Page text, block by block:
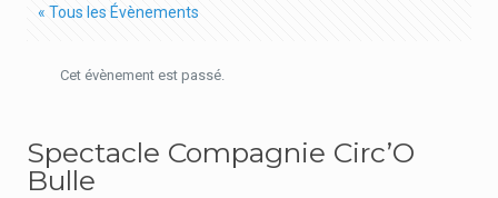
« Tous les Évènements
Cet évènement est passé.
Spectacle Compagnie Circ’O
Bulle